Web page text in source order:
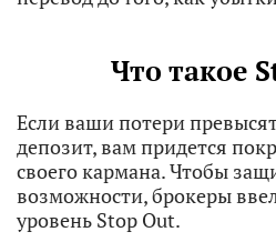
Что такое
Если ваши потери
депозит, вам придется
своего кармана. Чтобы
возможности, брокеры
уровень Stop Out.